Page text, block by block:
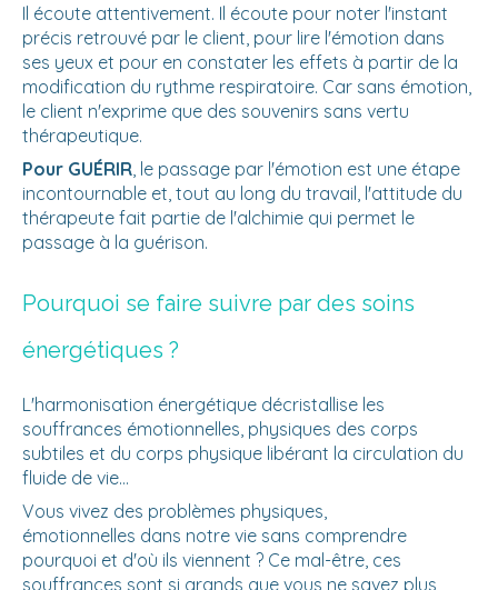
Il écoute attentivement. Il écoute pour noter l'instant
précis retrouvé par le client, pour lire l'émotion dans
ses yeux et pour en constater les effets à partir de la
modification du rythme respiratoire. Car sans émotion,
le client n'exprime que des souvenirs sans vertu
thérapeutique.
Pour GUÉRIR , le passage par l'émotion est une étape
incontournable et, tout au long du travail, l'attitude du
thérapeute fait partie de l'alchimie qui permet le
passage à la guérison.
Pourquoi se faire suivre par des soins
énergétiques ?
L'harmonisation énergétique décristallise les
souffrances émotionnelles, physiques des corps
subtiles et du corps physique libérant la circulation du
fluide de vie...
Vous vivez des problèmes physiques,
émotionnelles dans notre vie sans comprendre
pourquoi et d'où ils viennent ? Ce mal-être, ces
souffrances sont si grands que vous ne savez plus